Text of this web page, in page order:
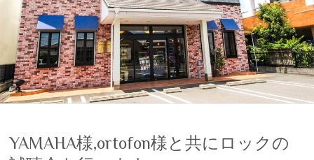
YAMAHA様,ortofon様と共にロックの